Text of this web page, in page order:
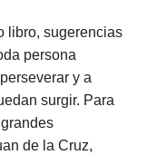
libro, sugerencias
persona
y a
surgir. Para
de la Cruz,